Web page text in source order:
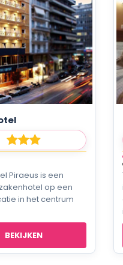
Piraeus is een
op een
in het centrum
BEKIJKEN